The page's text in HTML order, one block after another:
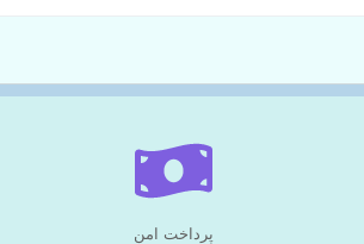
پرداخت امن